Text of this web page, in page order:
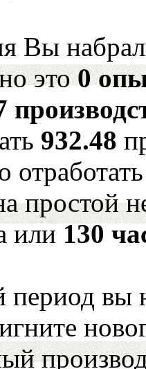
Вы
это0
932.48
отработать
простой
или130
вы